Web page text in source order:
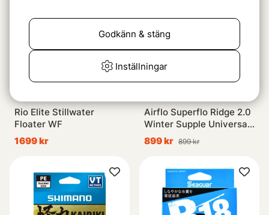
Rio Elite Stillwater
Floater WF
1699 kr
Airflo Superflo Ridge 2.0
Winter Supple Universal
Taper Floating
899 kr 899 kr
Inställningar
Godkänn & stäng